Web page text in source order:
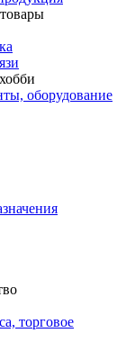
оборудование
торговое